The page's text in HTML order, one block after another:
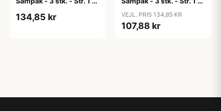
134,85 kr VEJL. PRIS 134,85 KR
107,88 kr